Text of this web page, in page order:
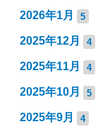
2026年1月 5
2025年12月 4
2025年11月 4
2025年10月 5
2025年9月 4